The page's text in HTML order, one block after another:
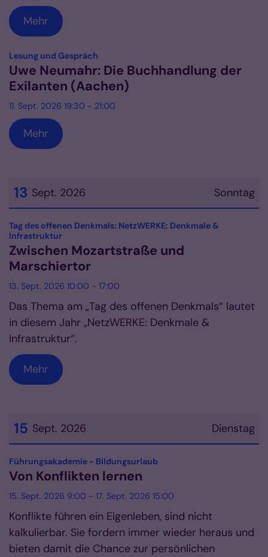
Mehr
Lesung und Gespräch
Uwe Neumahr: Die Buchhandlung der
Exilanten (Aachen)
11. Sept. 2026 19:30 - 21:00
Mehr
Sonntag
13 Sept. 2026
Datum: 13. September 2026
Tag des offenen Denkmals: NetzWERKE: Denkmale &
Infrastruktur:
Zwischen Mozartstraße und
Marschiertor
13. Sept. 2026 10:00 - 17:00
Das Thema am „Tag des offenen Denkmals“ lautet
in diesem Jahr „NetzWERKE: Denkmale &
Infrastruktur“.
Mehr
Dienstag
15 Sept. 2026
Datum: 15. September 2026
Führungsakademie - Bildungsurlaub:
Von Konflikten lernen
15. Sept. 2026 9:00 - 17. Sept. 2026 15:00
Konflikte führen ein Eigenleben, sind nicht
kalkulierbar. Sie fordern immer wieder heraus und
bieten damit die Chance zur persönlichen